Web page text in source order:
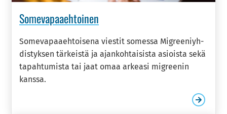
So­me­va­paa­eh­toi­nen
So­me­va­paa­eh­toi­se­na vies­tit so­mes­sa Migree­niyh­
dis­tyk­sen tär­keis­tä ja ajan­koh­tai­sis­ta asiois­ta sekä
ta­pah­tu­mis­ta tai jaat omaa ar­kea­si migree­nin
kans­sa.